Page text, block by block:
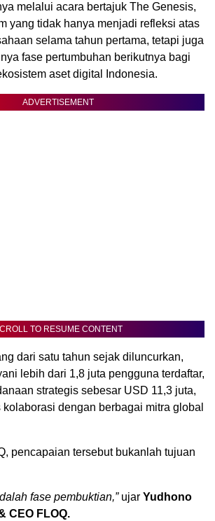
melalui acara bertajuk The Genesis,
yang tidak hanya menjadi refleksi atas
selama tahun pertama, tetapi juga
fase pertumbuhan berikutnya bagi
aset digital Indonesia.
ADVERTISEMENT
TO RESUME CONTENT
dari satu tahun sejak diluncurkan,
lebih dari 1,8 juta pengguna terdaftar,
strategis sebesar USD 11,3 juta,
dengan berbagai mitra global
pencapaian tersebut bukanlah tujuan
fase pembuktian,”ujar Yudhono
CEO FLOQ.